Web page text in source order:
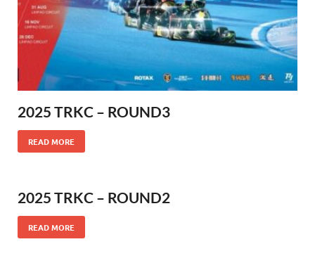
2025 TRKC – ROUND3
READ MORE
2025 TRKC – ROUND2
READ MORE